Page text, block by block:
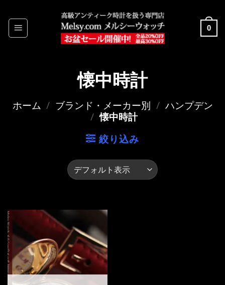
to
content
0
懐中時計
ホーム / ブランド・メーカー別 / ハンプデン
/ 懐中時計
絞り込み